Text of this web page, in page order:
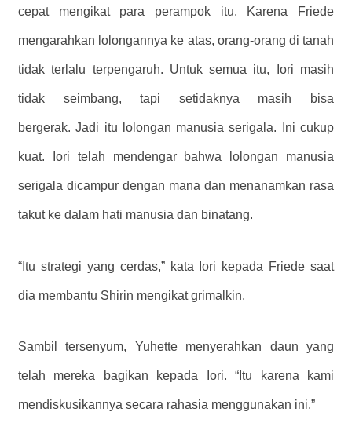
cepat mengikat para perampok itu. Karena Friede
mengarahkan lolongannya ke atas, orang-orang di tanah
tidak terlalu terpengaruh. Untuk semua itu, Iori masih
tidak seimbang, tapi setidaknya masih bisa
bergerak. Jadi itu lolongan manusia serigala. Ini cukup
kuat. Iori telah mendengar bahwa lolongan manusia
serigala dicampur dengan mana dan menanamkan rasa
takut ke dalam hati manusia dan binatang.
“Itu strategi yang cerdas,” kata Iori kepada Friede saat
dia membantu Shirin mengikat grimalkin.
Sambil tersenyum, Yuhette menyerahkan daun yang
telah mereka bagikan kepada Iori. “Itu karena kami
mendiskusikannya secara rahasia menggunakan ini.”